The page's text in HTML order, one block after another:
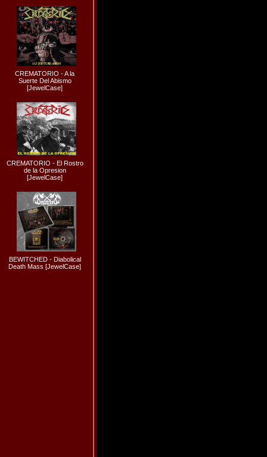
CREMATORIO - A la
Suerte Del Abismo
[JewelCase]
CREMATORIO - El Rostro
de la Opresion
[JewelCase]
BEWITCHED - Diabolical
Death Mass [JewelCase]